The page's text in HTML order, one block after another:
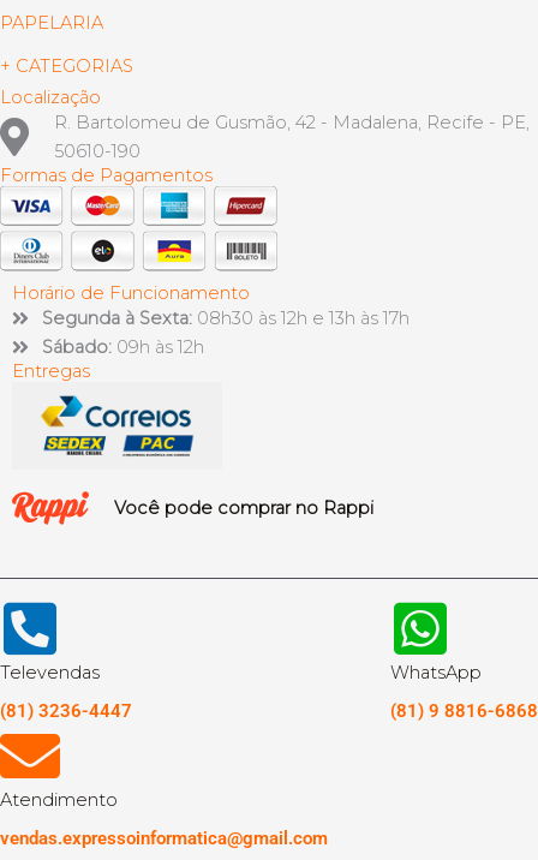
PAPELARIA
+ CATEGORIAS
Localização
R. Bartolomeu de Gusmão, 42 - Madalena, Recife - PE,
50610-190
Formas de Pagamentos
Horário de Funcionamento
Segunda à Sexta: 08h30 às 12h e 13h às 17h
Sábado: 09h às 12h
Entregas
Você pode comprar no Rappi
Televendas
(81) 3236-4447
WhatsApp
(81) 9 8816-6868
Atendimento
vendas.expressoinformatica@gmail.com